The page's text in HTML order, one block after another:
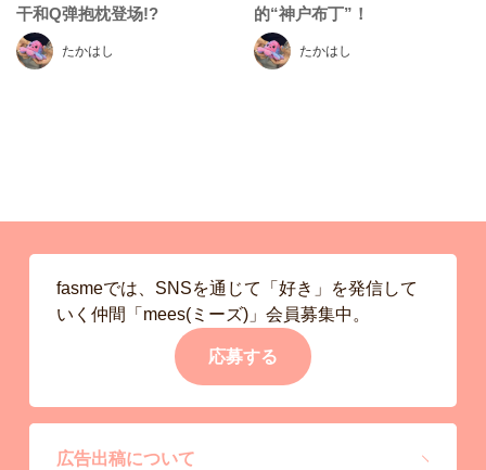
たかはし
干和Q弹抱枕登场!?
たかはし
的“神户布丁”！
fasmeでは、SNSを通じて「好き」を発信して
いく仲間「mees(ミーズ)」会員募集中。
応募する
広告出稿について